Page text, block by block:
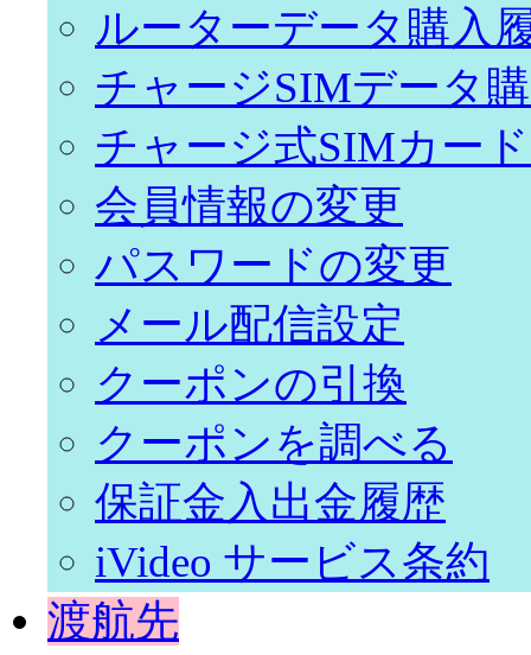
ルーターデータ購入
チャージSIMデータ
チャージ式SIMカー
会員情報の変更
パスワードの変更
メール配信設定
クーポンの引換
クーポンを調べる
保証金入出金履歴
iVideo サービス条約
渡航先